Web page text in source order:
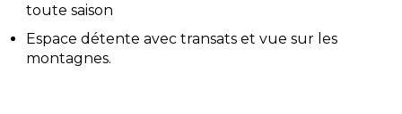
toute saison
Espace détente avec transats et vue sur les
montagnes.